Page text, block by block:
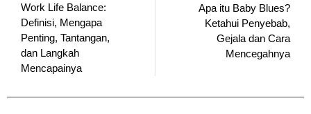
Work Life Balance:
Definisi, Mengapa
Penting, Tantangan,
dan Langkah
Mencapainya
Apa itu Baby Blues?
Ketahui Penyebab,
Gejala dan Cara
Mencegahnya